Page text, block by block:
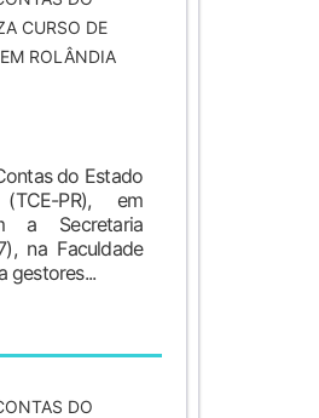
CURSO DE
ROLÂNDIA
do Estado
PR), em
a Secretaria
na Faculdade
gestores...
DO